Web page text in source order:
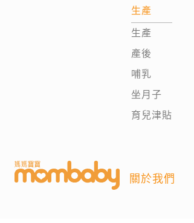
生產
生產
產後
哺乳
坐月子
育兒津貼
關於我們